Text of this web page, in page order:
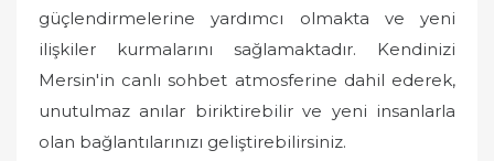
güçlendirmelerine yardımcı olmakta ve yeni
ilişkiler kurmalarını sağlamaktadır. Kendinizi
Mersin'in canlı sohbet atmosferine dahil ederek,
unutulmaz anılar biriktirebilir ve yeni insanlarla
olan bağlantılarınızı geliştirebilirsiniz.